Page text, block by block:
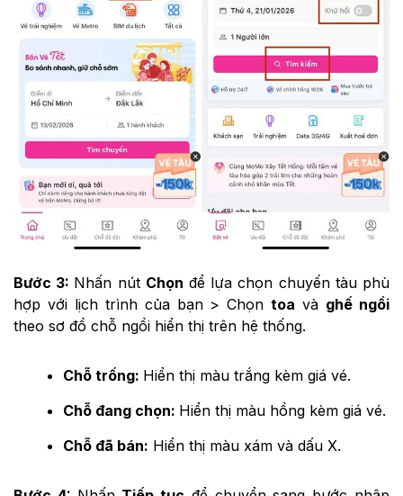
Bước 3: Nhấn nút Chọn để lựa chọn chuyến tàu phù
hợp với lịch trình của bạn > Chọntoa và ghế ngồi
theo sơ đồ chỗ ngồi hiển thị trên hệ thống.
Chỗ trống: Hiển thị màu trắng kèm giá vé.
Chỗ đang chọn: Hiển thị màu hồng kèm giá vé.
Chỗ đã bán: Hiển thị màu xám và dấu X.